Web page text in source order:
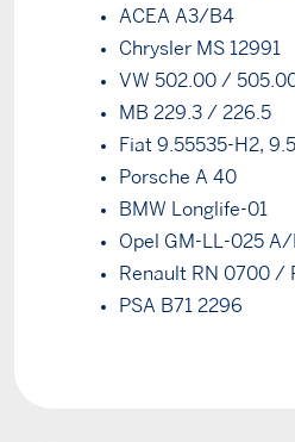
ACEA A3/B4
Chrysler MS 12991
VW 502.00 /
MB 229.3 / 226.5
Fiat 9.55535-H2,
Porsche A 40
BMW Longlife-01
Opel GM-LL-025 A/
Renault RN 0700 /
PSA B71 2296